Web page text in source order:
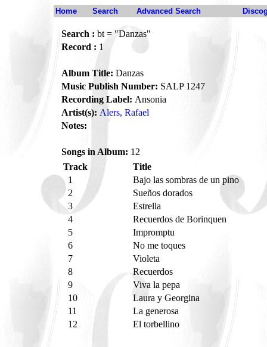
Home Search Advanced Search
Search : bt = "Danzas"
Record : 1
Album Title: Danzas
Music Publish Number: SALP 1247
Recording Label: Ansonia
Artist(s): Alers, Rafael
Notes:
Songs in Album: 12
Track
Title
1
Bajo las sombras de un pino
2
Sueños dorados
3
Estrella
4
Recuerdos de Borinquen
5
Impromptu
6
No me toques
7
Violeta
8
Recuerdos
9
Viva la pepa
10
Laura y Georgina
11
La generosa
12
El torbellino